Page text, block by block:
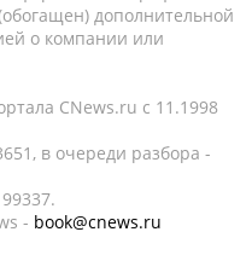
дополнительной
о компании или
CNews.ru c 11.1998
в очереди разбора -
- book@cnews.ru